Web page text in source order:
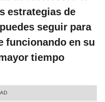
estrategias de
seguir para
funcionando en su
tiempo